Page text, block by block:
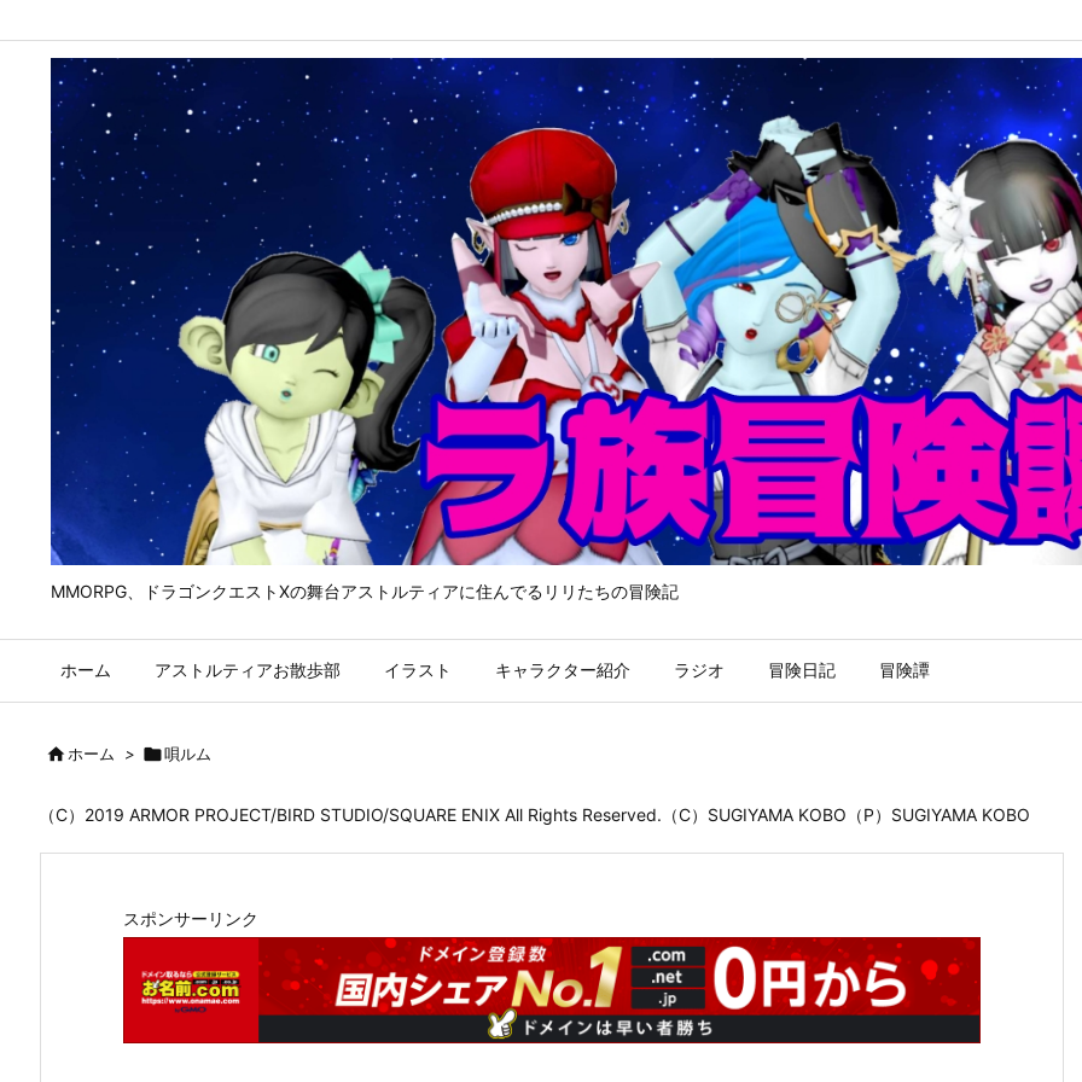
MMORPG、ドラゴンクエストⅩの舞台アストルティアに住んでるリリたちの冒険記
ホーム アストルティアお散歩部 イラスト キャラクター紹介 ラジオ 冒険日記 冒険譚
ホーム > 唄ルム
（C）2019 ARMOR PROJECT/BIRD STUDIO/SQUARE ENIX All Rights Reserved.（C）SUGIYAMA KOBO（P）SUGIYAMA KOBO
スポンサーリンク